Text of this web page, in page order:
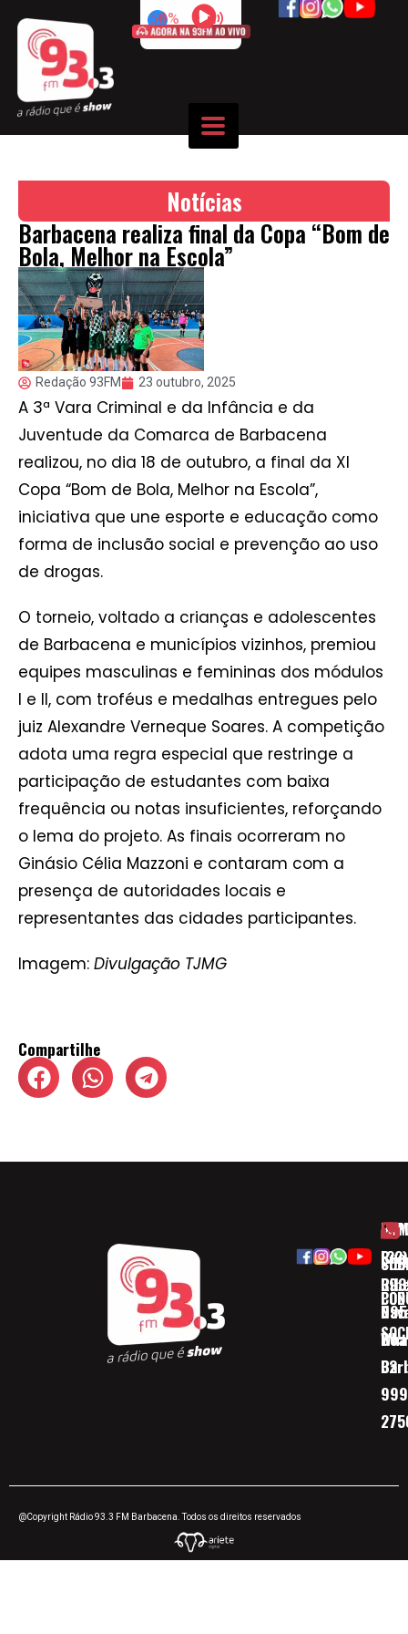
50%
Notícias
Barbacena realiza final da Copa “Bom de
Bola, Melhor na Escola”
Redação 93FM 23 outubro, 2025
A 3ª Vara Criminal e da Infância e da
Juventude da Comarca de Barbacena
realizou, no dia 18 de outubro, a final da XI
Copa “Bom de Bola, Melhor na Escola”,
iniciativa que une esporte e educação como
forma de inclusão social e prevenção ao uso
de drogas.
O torneio, voltado a crianças e adolescentes
de Barbacena e municípios vizinhos, premiou
equipes masculinas e femininas dos módulos
I e II, com troféus e medalhas entregues pelo
juiz Alexandre Verneque Soares. A competição
adota uma regra especial que restringe a
participação de estudantes com baixa
frequência ou notas insuficientes, reforçando
o lema do projeto. As finais ocorreram no
Ginásio Célia Mazzoni e contaram com a
presença de autoridades locais e
representantes das cidades participantes.
Imagem: Divulgação TJMG
Compartilhe
(32)
32
@Copyright Rádio 93.3 FM Barbacena. Todos os direitos reservados